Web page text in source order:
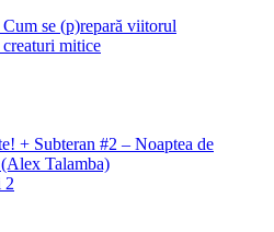
se (p)repară viitorul
mitice
+ Subteran #2 – Noaptea de
Talamba)
2